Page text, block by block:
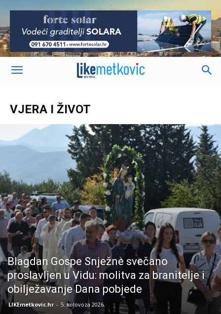
-
VJERA I ŽIVOT
Blagdan Gospe Snježne svečano
proslavljen u Vidu: molitva za branitelje i
obilježavanje Dana pobjede
LIKEmetkovic.hr - 5. kolovoza 2026.